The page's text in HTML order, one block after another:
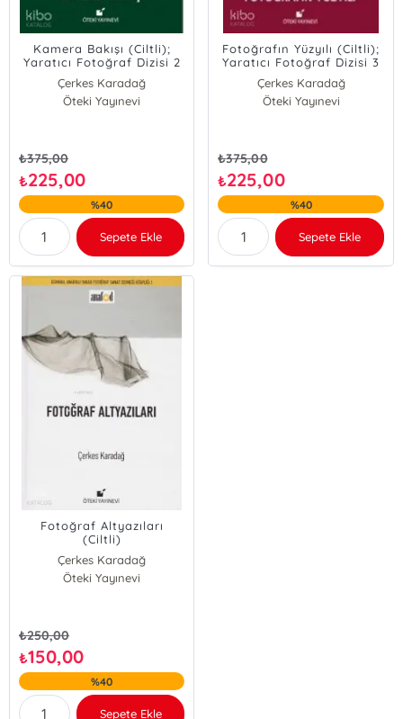
Kamera Bakışı (Ciltli);
Yaratıcı Fotoğraf Dizisi 2
Çerkes Karadağ
Öteki Yayınevi
₺375,00
₺225,00
%40
Sepete Ekle
Fotoğrafın Yüzyılı (Ciltli);
Yaratıcı Fotoğraf Dizisi 3
Çerkes Karadağ
Öteki Yayınevi
₺375,00
₺225,00
%40
Sepete Ekle
Fotoğraf Altyazıları
(Ciltli)
Çerkes Karadağ
Öteki Yayınevi
₺250,00
₺150,00
%40
Sepete Ekle